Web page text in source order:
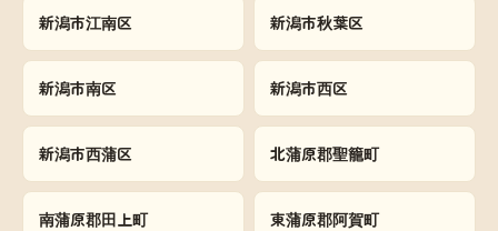
新潟市江南区 新潟市秋葉区
新潟市南区 新潟市西区
新潟市西蒲区 北蒲原郡聖籠町
南蒲原郡田上町 東蒲原郡阿賀町